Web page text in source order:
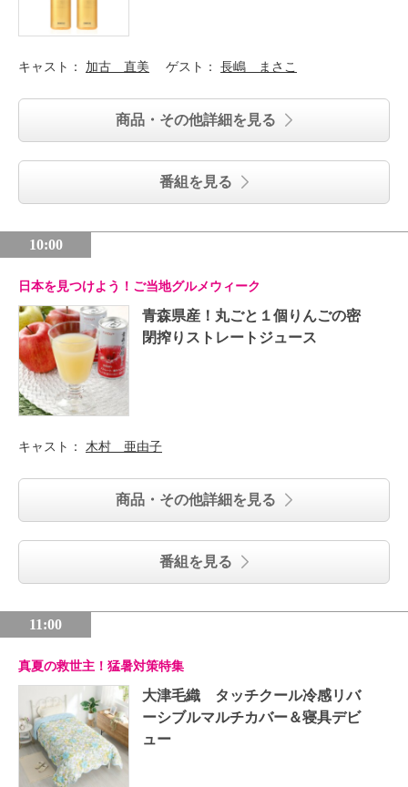
キャスト： 加古 直美 ゲスト： 長嶋 まさこ
商品・その他詳細を見る
番組を見る
10:00
日本を見つけよう！ご当地グルメウィーク
青森県産！丸ごと１個りんごの密
閉搾りストレートジュース
キャスト： 木村 亜由子
商品・その他詳細を見る
番組を見る
11:00
真夏の救世主！猛暑対策特集
大津毛織 タッチクール冷感リバ
ーシブルマルチカバー＆寝具デビ
ュー